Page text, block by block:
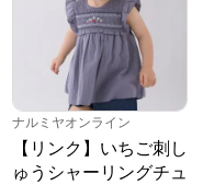
ナルミヤオンライン
【リンク】いちご刺し
ゅうシャーリングチュ